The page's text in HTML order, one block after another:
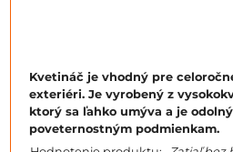
Kvetináč je vhodný pre
exteriéri. Je vyrobený z
ktorý sa ľahko umýva a je
poveternostným podmienkam.